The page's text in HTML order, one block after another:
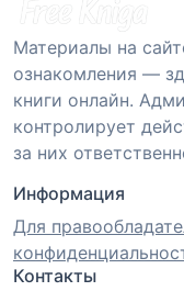
Материалы на
ознакомления —
книги онлайн.
контролирует
за них
Информация
Для
Контакты